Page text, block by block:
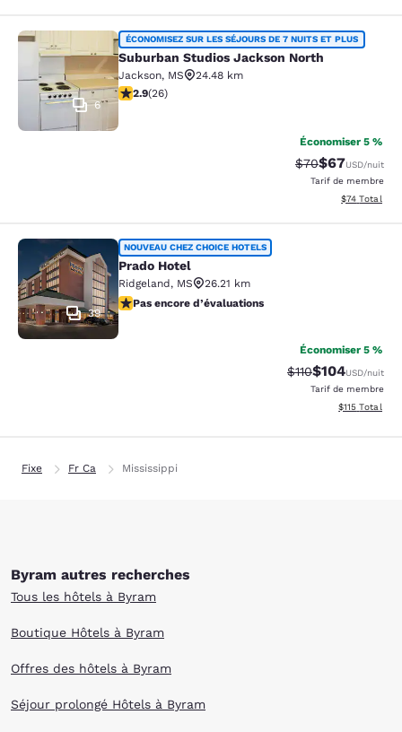
Suburban Studios Jackson North
6
ÉCONOMISEZ SUR LES SÉJOURS DE 7 NUITS ET PLUS
Suburban Studios Jackson North
Jackson, MS
24.48 km
2.85 étoiles. Moyen. 26 commentaires
2.9(26)
Économiser 5 %
Tarif barré :
$70Tarif réduit :
$67USD/nuit
Tarif de membre
Afficher les
$74 Total
Prado Hotel
39
NOUVEAU CHEZ CHOICE HOTELS
Prado Hotel
Ridgeland, MS
26.21 km
Pas encore d’évaluations
Pas encore d’évaluations
Économiser 5 %
Tarif barré :
$110Tarif réduit :
$104USD/nuit
Tarif de membre
Afficher les
$115 Total
Fixe Fr Ca Mississippi
Byram autres recherches
Tous les hôtels à Byram
Boutique Hôtels à Byram
Offres des hôtels à Byram
Séjour prolongé Hôtels à Byram